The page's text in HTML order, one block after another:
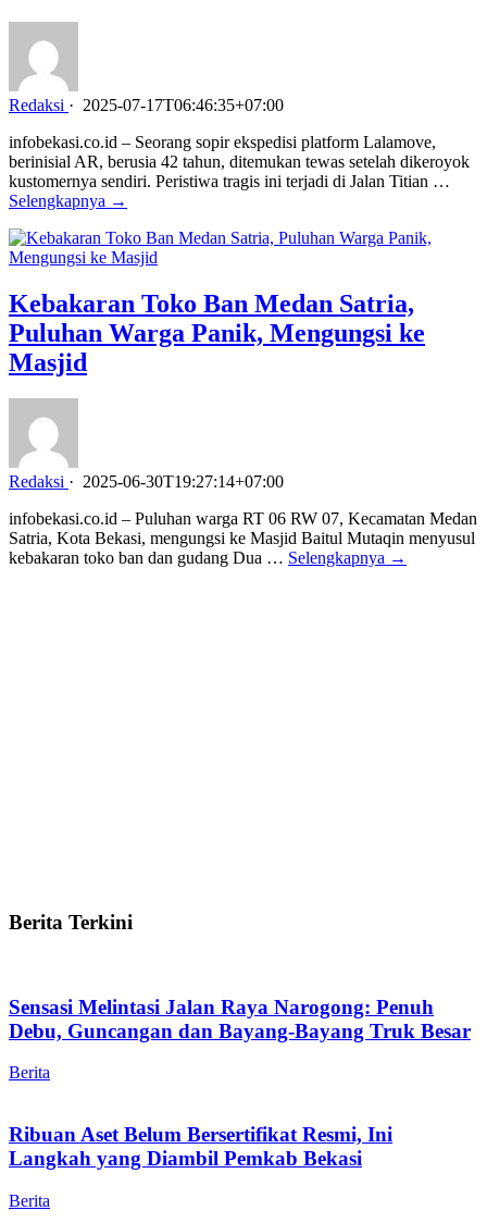
Redaksi · 2025-07-17T06:46:35+07:00
infobekasi.co.id – Seorang sopir ekspedisi platform Lalamove,
berinisial AR, berusia 42 tahun, ditemukan tewas setelah dikeroyok
kustomernya sendiri. Peristiwa tragis ini terjadi di Jalan Titian …
Selengkapnya →
Kebakaran Toko Ban Medan Satria,
Puluhan Warga Panik, Mengungsi ke
Masjid
Redaksi · 2025-06-30T19:27:14+07:00
infobekasi.co.id – Puluhan warga RT 06 RW 07, Kecamatan Medan
Satria, Kota Bekasi, mengungsi ke Masjid Baitul Mutaqin menyusul
kebakaran toko ban dan gudang Dua … Selengkapnya →
Berita Terkini
Sensasi Melintasi Jalan Raya Narogong: Penuh
Debu, Guncangan dan Bayang-Bayang Truk Besar
Berita
Ribuan Aset Belum Bersertifikat Resmi, Ini
Langkah yang Diambil Pemkab Bekasi
Berita